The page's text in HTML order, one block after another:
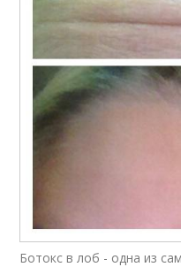
Ботокс в лоб - одна из